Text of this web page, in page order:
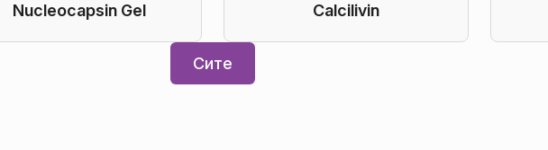
Nucleocapsin Gel Calcilivin
Сите